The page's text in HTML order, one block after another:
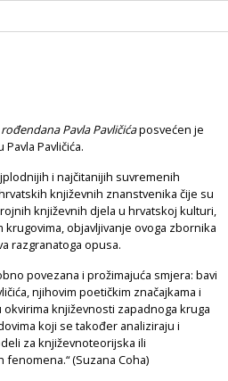
Pavla Pavličićaposvećen je
Pavličića.
i najčitanijih suvremenih
književnih znanstvenika čije su
književnih djela u hrvatskoj kulturi,
objavljivanje ovoga zbornika
razgranatoga opusa.
povezana i prožimajuća smjera: bavi
njihovim poetičkim značajkama i
književnosti zapadnoga kruga
koji se također analiziraju i
za književnoteorijska ili
(Suzana Coha)